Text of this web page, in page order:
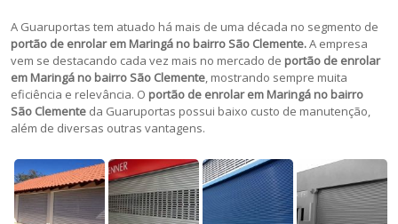
A Guaruportas tem atuado há mais de uma década no segmento de
portão de enrolar em Maringá no bairro São Clemente.A empresa
vem se destacando cada vez mais no mercado de portão de enrolar
em Maringá no bairro São Clemente, mostrando sempre muita
eficiência e relevância. O portão de enrolar em Maringá no bairro
São Clemente da Guaruportas possui baixo custo de manutenção,
além de diversas outras vantagens.